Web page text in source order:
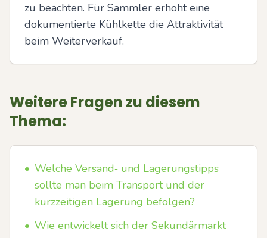
zu beachten. Für Sammler erhöht eine
dokumentierte Kühlkette die Attraktivität
beim Weiterverkauf.
Weitere Fragen zu diesem
Thema:
• Welche Versand‑ und Lagerungstipps
sollte man beim Transport und der
kurzzeitigen Lagerung befolgen?
• Wie entwickelt sich der Sekundärmarkt